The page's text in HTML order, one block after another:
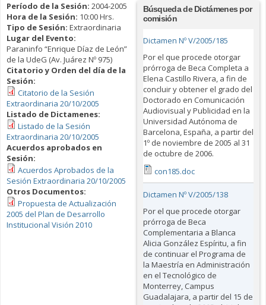
Período de la Sesión: 2004-2005
Hora de la Sesión: 10:00 Hrs.
Tipo de Sesión: Extraordinaria
Lugar del Evento:
Paraninfo “Enrique Díaz de León”
de la UdeG (Av. Juárez Nº 975)
Citatorio y Orden del día de la
Sesión:
Citatorio de la Sesión
Extraordinaria 20/10/2005
Listado de Dictamenes:
Listado de la Sesión
Extraordinaria 20/10/2005
Acuerdos aprobados en
Sesión:
Acuerdos Aprobados de la
Sesión Extraordinaria 20/10/2005
Otros Documentos:
Propuesta de Actualización
2005 del Plan de Desarrollo
Institucional Visión 2010
Búsqueda de Dictámenes por
comisión
Dictamen Nº V/2005/185
Por el que procede otorgar
prórroga de Beca Completa a
Elena Castillo Rivera, a fin de
concluir y obtener el grado del
Doctorado en Comunicación
Audiovisual y Publicidad en la
Universidad Autónoma de
Barcelona, España, a partir del
1º de noviembre de 2005 al 31
de octubre de 2006.
con185.doc
Dictamen Nº V/2005/138
Por el que procede otorgar
prórroga de Beca
Complementaria a Blanca
Alicia González Espíritu, a fin
de continuar el Programa de
la Maestría en Administración
en el Tecnológico de
Monterrey, Campus
Guadalajara, a partir del 15 de